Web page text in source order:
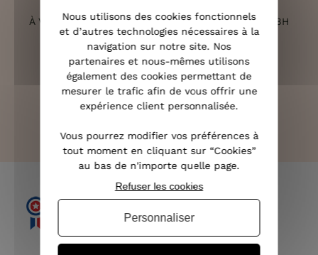
À VOTRE ÉCOUTE DU LUNDI AU SAMEDI DE 10H À 18H
PAIEMENT 100% SÉCURISÉ
CB, PAYPAL, APPLE PAY ET 3X SANS FRAIS
Nous utilisons des cookies fonctionnels
et d’autres technologies nécessaires à la
navigation sur notre site. Nos
partenaires et nous-mêmes utilisons
également des cookies permettant de
mesurer le trafic afin de vous offrir une
expérience client personnalisée.
Vous pourrez modifier vos préférences à
tout moment en cliquant sur “Cookies”
au bas de n'importe quelle page.
Refuser les cookies
Personnaliser